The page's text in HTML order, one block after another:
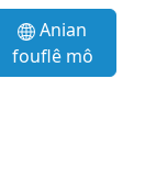
Anian
fouflê mô